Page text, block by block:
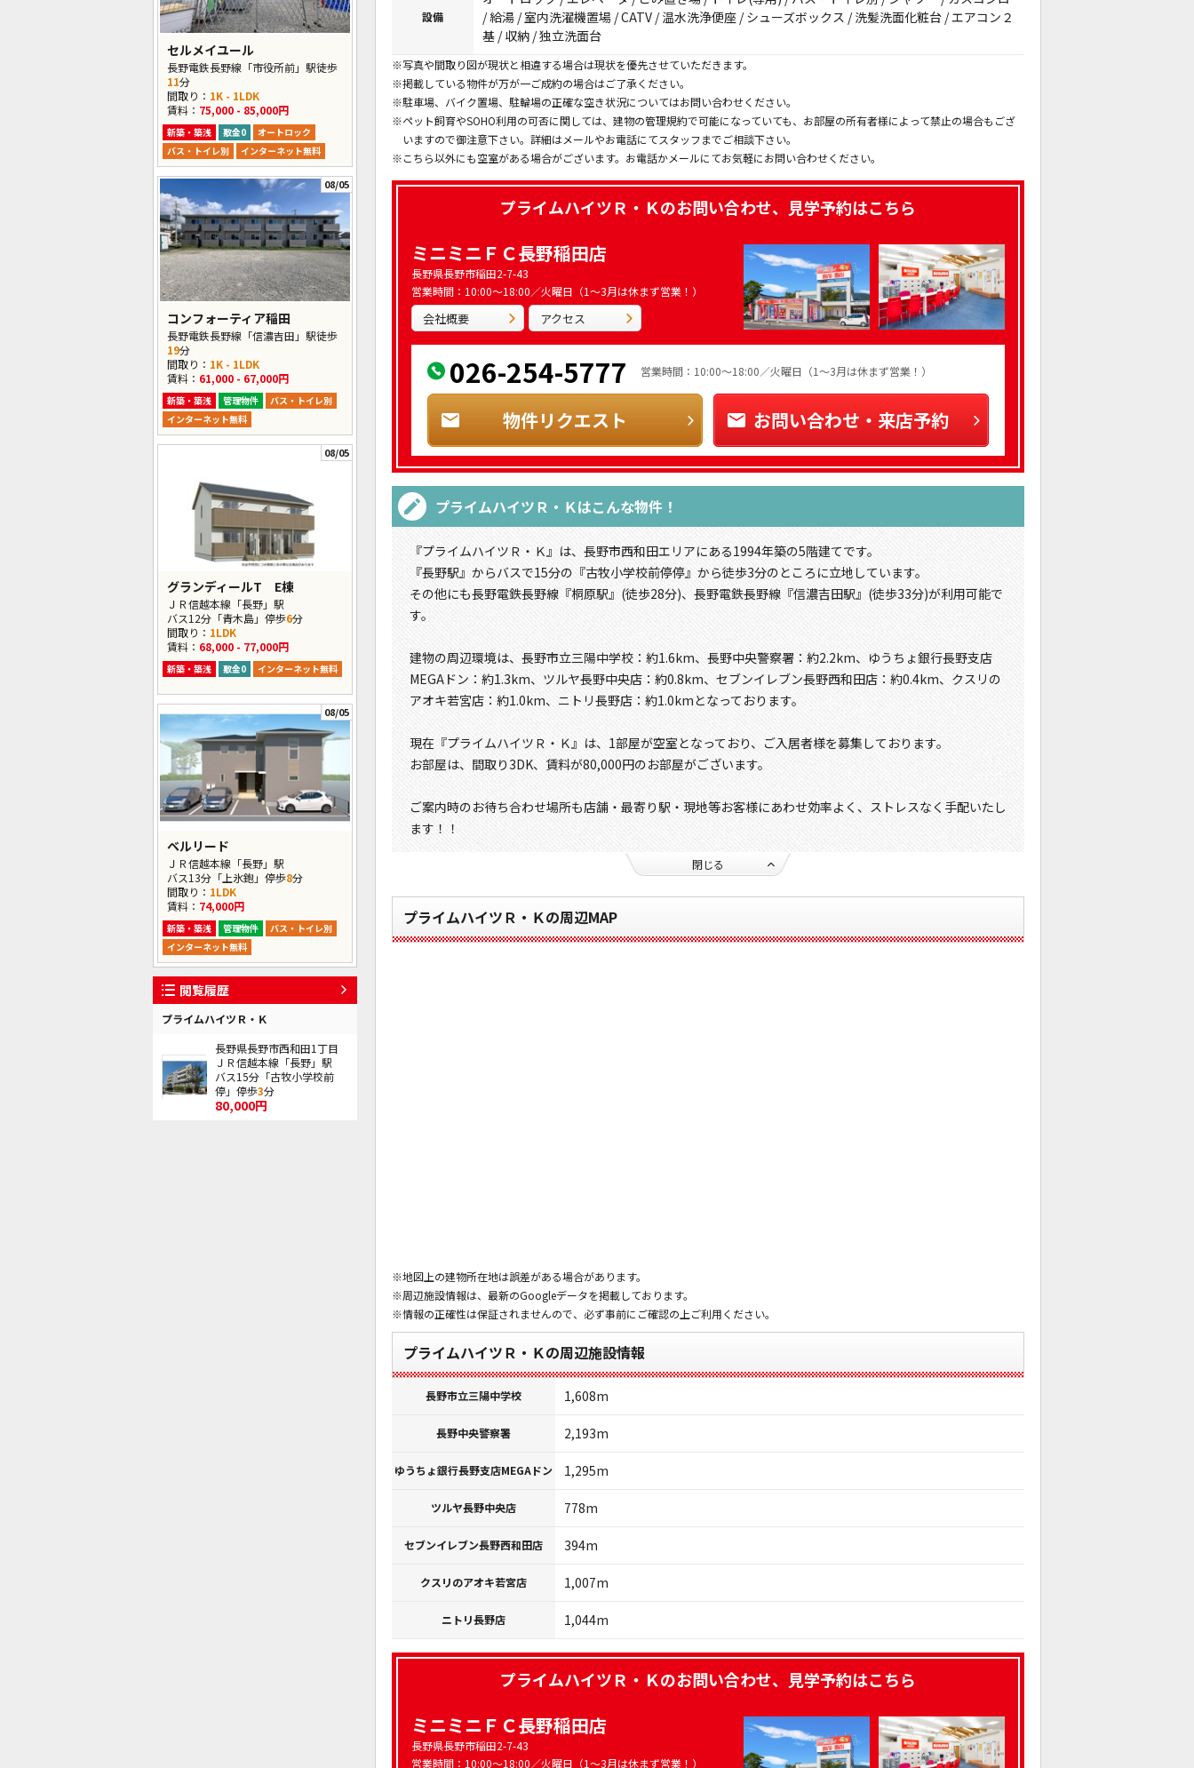
セルメイユール
長野電鉄長野線「市役所前」駅徒歩
11分
間取り： 1K - 1LDK
賃料： 75,000 - 85,000円
新築・築浅 敷金0
オートロック
バス・トイレ別
インターネット無料
08/05
コンフォーティア稲田
長野電鉄長野線「信濃吉田」駅徒歩
19分
間取り： 1K - 1LDK
賃料： 61,000 - 67,000円
新築・築浅 管理物件
バス・トイレ別
インターネット無料
08/05
グランディールT E棟
ＪＲ信越本線「長野」駅
バス12分「青木島」停歩6分
間取り： 1LDK
賃料： 68,000 - 77,000円
新築・築浅 敷金0 インターネット無料
08/05
ベルリード
ＪＲ信越本線「長野」駅
バス13分「上氷鉋」停歩8分
間取り： 1LDK
賃料： 74,000円
新築・築浅 管理物件
バス・トイレ別
インターネット無料
閲覧履歴
プライムハイツＲ・Ｋ
長野県長野市西和田1丁目
ＪＲ信越本線「長野」駅
バス15分「古牧小学校前
停」停歩3分
80,000円
設備
/ 給湯 / 室内洗濯機置場 / CATV / 温水洗浄便座 / シューズボックス / 洗髪洗面化粧台 / エアコン２
基 / 収納 / 独立洗面台
※写真や間取り図が現状と相違する場合は現状を優先させていただきます。
※掲載している物件が万が一ご成約の場合はご了承ください。
※駐車場、バイク置場、駐輪場の正確な空き状況についてはお問い合わせください。
※ペット飼育やSOHO利用の可否に関しては、建物の管理規約で可能になっていても、お部屋の所有者様によって禁止の場合もござ
いますので御注意下さい。詳細はメールやお電話にてスタッフまでご相談下さい。
※こちら以外にも空室がある場合がございます。お電話かメールにてお気軽にお問い合わせください。
プライムハイツＲ・Ｋのお問い合わせ、見学予約はこちら
ミニミニＦＣ長野稲田店
長野県長野市稲田2-7-43
営業時間：10:00～18:00／火曜日（1～3月は休まず営業！）
会社概要 アクセス
026-254-5777 営業時間：10:00～18:00／火曜日（1～3月は休まず営業！）
物件リクエスト お問い合わせ・来店予約
プライムハイツＲ・Ｋはこんな物件！
『プライムハイツＲ・Ｋ』は、長野市西和田エリアにある1994年築の5階建てです。
『長野駅』からバスで15分の『古牧小学校前停停』から徒歩3分のところに立地しています。
その他にも長野電鉄長野線『桐原駅』(徒歩28分)、長野電鉄長野線『信濃吉田駅』(徒歩33分)が利用可能で
す。
建物の周辺環境は、長野市立三陽中学校：約1.6km、長野中央警察署：約2.2km、ゆうちょ銀行長野支店
MEGAドン：約1.3km、ツルヤ長野中央店：約0.8km、セブンイレブン長野西和田店：約0.4km、クスリの
アオキ若宮店：約1.0km、ニトリ長野店：約1.0kmとなっております。
現在『プライムハイツＲ・Ｋ』は、1部屋が空室となっており、ご入居者様を募集しております。
お部屋は、間取り3DK、賃料が80,000円のお部屋がございます。
ご案内時のお待ち合わせ場所も店舗・最寄り駅・現地等お客様にあわせ効率よく、ストレスなく手配いたし
ます！！
閉じる
プライムハイツＲ・Ｋの周辺MAP
※地図上の建物所在地は誤差がある場合があります。
※周辺施設情報は、最新のGoogleデータを掲載しております。
※情報の正確性は保証されませんので、必ず事前にご確認の上ご利用ください。
プライムハイツＲ・Ｋの周辺施設情報
長野市立三陽中学校 1,608m
長野中央警察署 2,193m
ゆうちょ銀行長野支店MEGAドン 1,295m
ツルヤ長野中央店 778m
セブンイレブン長野西和田店 394m
クスリのアオキ若宮店 1,007m
ニトリ長野店 1,044m
プライムハイツＲ・Ｋのお問い合わせ、見学予約はこちら
ミニミニＦＣ長野稲田店
長野県長野市稲田2-7-43
営業時間：10:00～18:00／火曜日（1～3月は休まず営業！）